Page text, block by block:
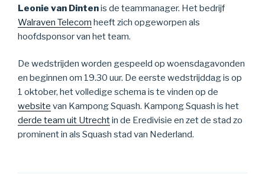
Leonie van Dintenis de teammanager. Het bedrijf
Walraven Telecom heeft zich opgeworpen als
hoofdsponsor van het team.
De wedstrijden worden gespeeld op woensdagavonden
en beginnen om 19.30 uur. De eerste wedstrijddag is op
1 oktober, het volledige schema is te vinden op de
website van Kampong Squash. Kampong Squash is het
derde team uit Utrechtin de Eredivisie en zet de stad zo
prominent in als Squash stad van Nederland.